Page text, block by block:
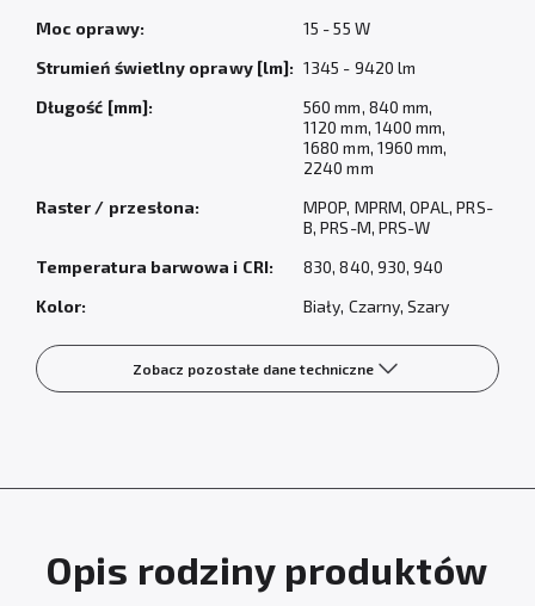
Moc oprawy:
15 - 55 W
Strumień świetlny oprawy [lm]: 1345 - 9420 lm
Długość [mm]:
560 mm, 840 mm,
1120 mm, 1400 mm,
1680 mm, 1960 mm,
2240 mm
Raster / przesłona:
MPOP, MPRM, OPAL, PRS-
B, PRS-M, PRS-W
Temperatura barwowa i CRI:
830, 840, 930, 940
Kolor:
Biały, Czarny, Szary
Zobacz pozostałe dane techniczne
Opis rodziny produktów